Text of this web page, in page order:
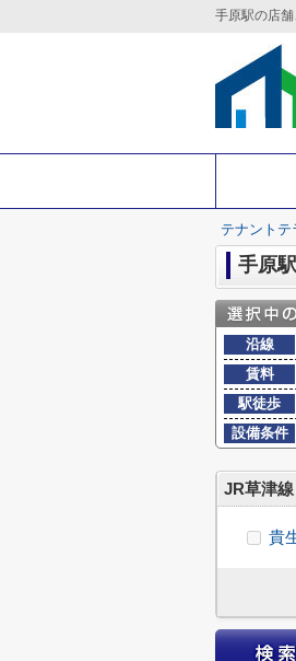
テナントテ
手原
沿線
賃料
駅徒歩
設備条件
JR草津線
貴